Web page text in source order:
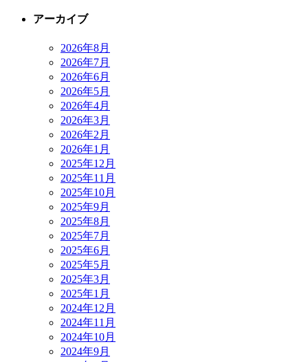
アーカイブ
2026年8月
2026年7月
2026年6月
2026年5月
2026年4月
2026年3月
2026年2月
2026年1月
2025年12月
2025年11月
2025年10月
2025年9月
2025年8月
2025年7月
2025年6月
2025年5月
2025年3月
2025年1月
2024年12月
2024年11月
2024年10月
2024年9月